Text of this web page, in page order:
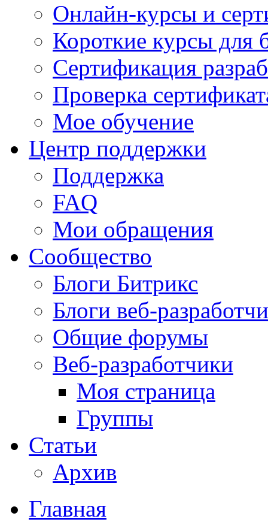
Онлайн-курсы и
Короткие курсы для
Сертификация
Проверка
Мое обучение
Центр поддержки
Поддержка
FAQ
Мои обращения
Сообщество
Блоги Битрикс
Блоги веб-
Общие форумы
Веб-разработчики
Моя страница
Группы
Статьи
Архив
Главная